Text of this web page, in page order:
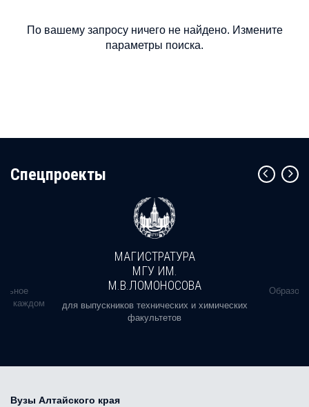
По вашему запросу ничего не найдено. Измените
параметры поиска.
Cпецпроекты
в каждом
МАГИСТРАТУРА
МГУ ИМ.
М.В.ЛОМОНОСОВА
для выпускников технических и химических
факультетов
Вузы Алтайского края